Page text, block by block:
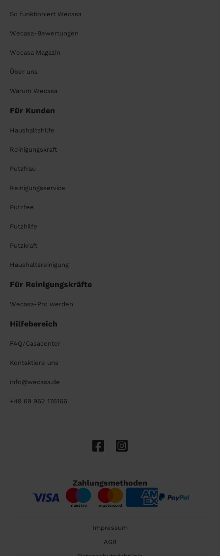
So funktioniert Wecasa
Wecasa-Bewertungen
Wecasa Magazin
Über uns
Warum Wecasa
Für Kunden
Haushaltshilfe
Reinigungskraft
Putzfrau
Reinigungsservice
Putzfee
Putzhilfe
Putzkraft
Haushaltsreinigung
Für Reinigungskräfte
Wecasa-Pro werden
Hilfebereich
FAQ/Casacenter
Kontaktiere uns
info@wecasa.de
+49 69 962 176166
Zahlungsmethoden
Impressum
AGB